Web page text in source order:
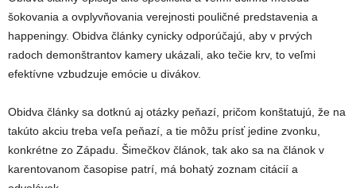
šokovania a ovplyvňovania verejnosti pouličné predstavenia a
happeningy. Obidva články cynicky odporúčajú, aby v prvých
radoch demonštrantov kamery ukázali, ako tečie krv, to veľmi
efektívne vzbudzuje emócie u divákov.
Obidva články sa dotknú aj otázky peňazí, pričom konštatujú, že na
takúto akciu treba veľa peňazí, a tie môžu prísť jedine zvonku,
konkrétne zo Západu. Šimečkov článok, tak ako sa na článok v
karentovanom časopise patrí, má bohatý zoznam citácií a